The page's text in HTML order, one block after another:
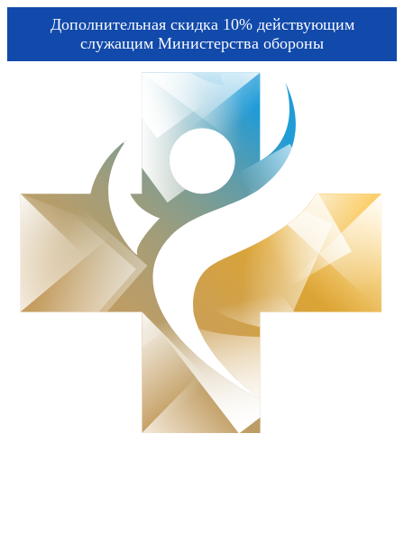
Дополнительная скидка 10% действующим
служащим Министерства обороны